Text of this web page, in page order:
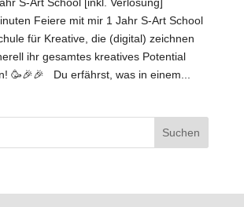
Feiere mit mir 1 Jahr S-Art School
für Kreative, die (digital) zeichnen
ihr gesamtes kreatives Potential
🥳🎉🎉 Du erfährst, was in einem...